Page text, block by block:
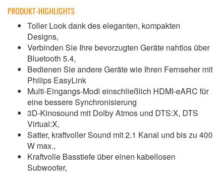
PRODUKT-HIGHLIGHTS
Toller Look dank des eleganten, kompakten
Designs,
Verbinden Sie Ihre bevorzugten Geräte nahtlos über
Bluetooth 5.4,
Bedienen Sie andere Geräte wie Ihren Fernseher mit
Philips EasyLink
Multi-Eingangs-Modi einschließlich HDMI-eARC für
eine bessere Synchronisierung
3D-Kinosound mit Dolby Atmos und DTS:X, DTS
Virtual:X,
Satter, kraftvoller Sound mit 2.1 Kanal und bis zu 400
W max.,
Kraftvolle Basstiefe über einen kabellosen
Subwoofer,